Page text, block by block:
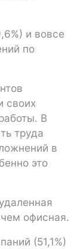
и вовсе
по
своих
В
труда
в
это
офисная.
(51,1%)